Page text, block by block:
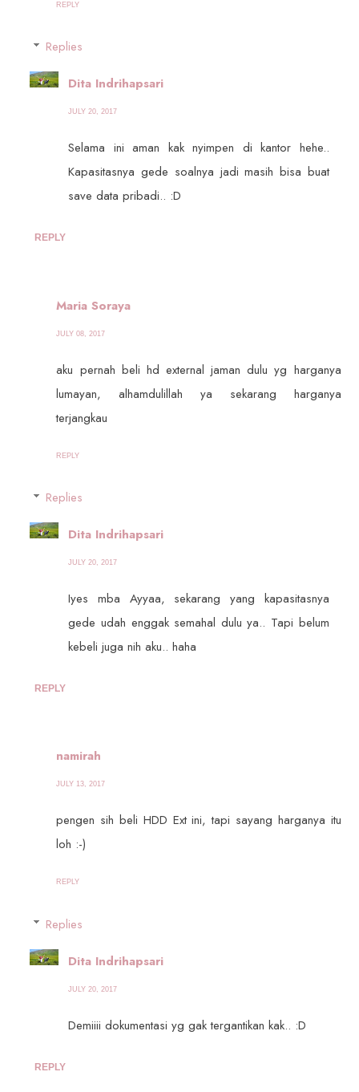
REPLY
Replies
Dita Indrihapsari
JULY 20, 2017
Selama ini aman kak nyimpen di kantor hehe..
Kapasitasnya gede soalnya jadi masih bisa buat
save data pribadi.. :D
REPLY
Maria Soraya
JULY 08, 2017
aku pernah beli hd external jaman dulu yg harganya
lumayan, alhamdulillah ya sekarang harganya
terjangkau
REPLY
Replies
Dita Indrihapsari
JULY 20, 2017
Iyes mba Ayyaa, sekarang yang kapasitasnya
gede udah enggak semahal dulu ya.. Tapi belum
kebeli juga nih aku.. haha
REPLY
namirah
JULY 13, 2017
pengen sih beli HDD Ext ini, tapi sayang harganya itu
loh :-)
REPLY
Replies
Dita Indrihapsari
JULY 20, 2017
Demiiii dokumentasi yg gak tergantikan kak.. :D
REPLY